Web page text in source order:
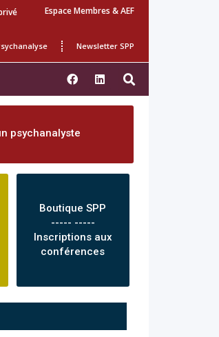
Espace Membres & AEF
Newsletter SPP
psychanalyste
Boutique SPP
----- -----
Inscriptions aux
conférences